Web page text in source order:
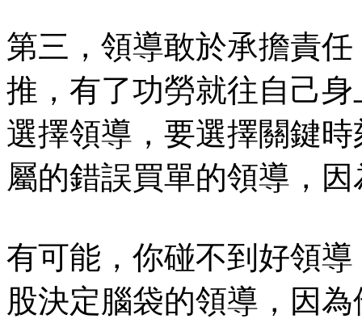
第三，領導敢於承擔責
推，有了功勞就往自己
選擇領導，要選擇關鍵
屬的錯誤買單的領導，
有可能，你碰不到好領
股決定腦袋的領導，因